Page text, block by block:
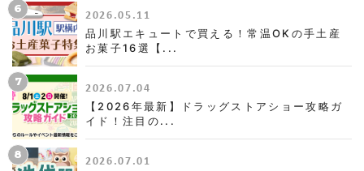
6 2026.05.11
品川駅エキュートで買える！常温OKの手土産
お菓子16選【...
7 2026.07.04
【2026年最新】ドラッグストアショー攻略ガ
イド！注目の...
8 2026.07.01